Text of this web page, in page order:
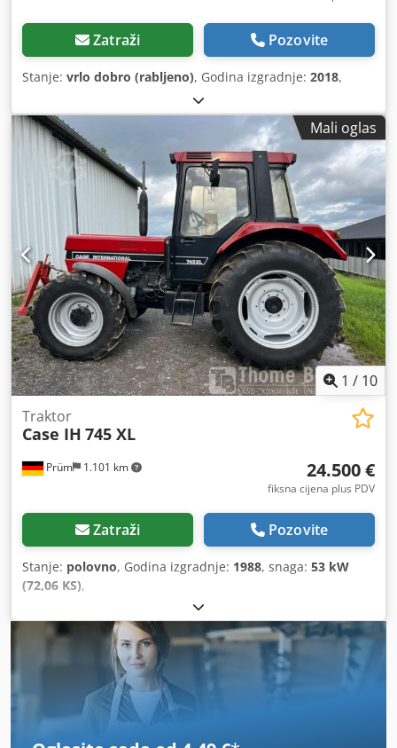
Zatraži Pozovite
Stanje: vrlo dobro (rabljeno), Godina izgradnje: 2018,
Mali oglas
1 / 10
Prüm 1.101 km
Traktor
Case IH 745 XL
24.500 €
fiksna cijena plus PDV
Zatraži Pozovite
Stanje: polovno, Godina izgradnje: 1988, snaga: 53 kW
(72,06 KS),